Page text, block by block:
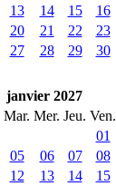
13 14 15 16
20 21 22 23
27 28 29 30
janvier 2027
Mar. Mer. Jeu. Ven.
01
05 06 07 08
12 13 14 15